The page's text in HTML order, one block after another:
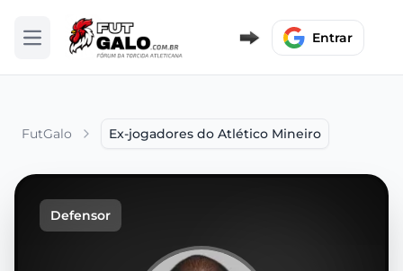
Abrir menu Entrar
FutGalo Ex-jogadores do Atlético Mineiro
Defensor